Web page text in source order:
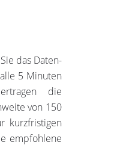
das Daten-
5 Minuten
die
von 150
kurzfristigen
empfohlene